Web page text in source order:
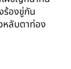
ร้องขู่กัน
หลับตาท่อง